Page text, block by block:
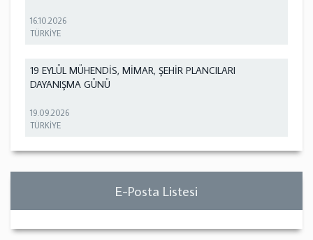
16.10.2026
TÜRKİYE
19 EYLÜL MÜHENDİS, MİMAR, ŞEHİR PLANCILARI
DAYANIŞMA GÜNÜ
19.09.2026
TÜRKİYE
E-Posta Listesi